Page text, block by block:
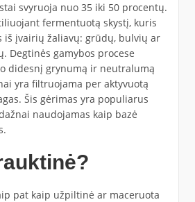
svyruoja nuo 35 iki 50 procentų.
fermentuotą skystį, kuris
iš įvairių žaliavų: grūdų, bulvių ar
Degtinės gamybos procese
didesnį grynumą ir neutralumą
yra filtruojama per aktyvuotą
Šis gėrimas yra populiarus
naudojamas kaip bazė
pat kaip užpiltinė ar maceruota